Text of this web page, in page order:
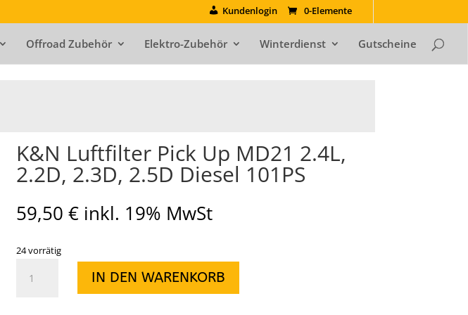
Kundenlogin 0-Elemente
Offroad Zubehör Elektro-Zubehör Winterdienst Gutscheine
K&N Luftfilter Pick Up MD21 2.4L,
2.2D, 2.3D, 2.5D Diesel 101PS
59,50 € inkl. 19% MwSt
24 vorrätig
Luftfilter
IN DEN WARENKORB